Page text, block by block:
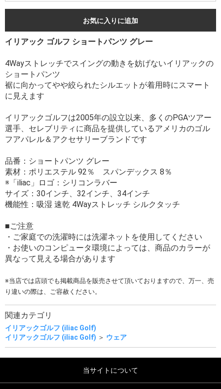
お気に入りに追加
イリアック ゴルフ ショートパンツ グレー
4Wayストレッチでスイングの動きを妨げないイリアックの
ショートパンツ
裾に向かってやや絞られたシルエットが着用時にスマート
に見えます
イリアックゴルフは2005年の設立以来、多くのPGAツアー
選手、セレブリティに商品を提供しているアメリカのゴル
フアパレル＆アクセサリーブランドです
品番：ショートパンツ グレー
素材：ポリエステル 92％ スパンデックス 8％
※「iliac」ロゴ：シリコンラバー
サイズ：30インチ、32インチ、34インチ
機能性：吸湿 速乾 4Wayストレッチ シルクタッチ
■ご注意
・ご家庭での洗濯時には洗濯ネットを使用してください
・お使いのコンピュータ環境によっては、商品のカラーが
異なって見える場合があります
※当店では店頭でも掲載商品を販売させて頂いておりますので、万一、売
り違いの際は、ご容赦ください。
関連カテゴリ
イリアックゴルフ (iliac Golf)
イリアックゴルフ (iliac Golf) ＞ ウェア
当サイトについて